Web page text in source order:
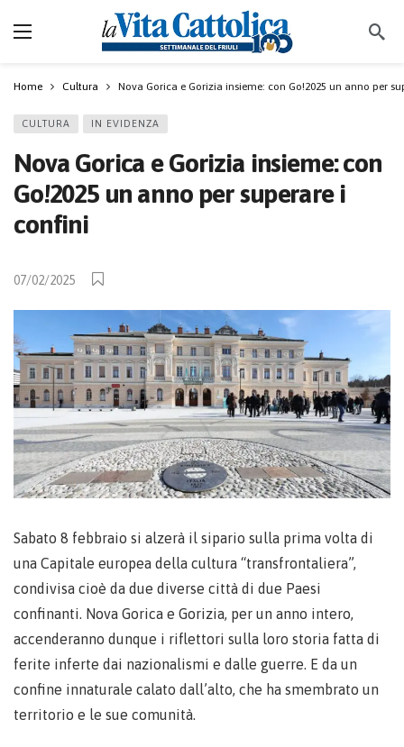
Home Cultura Nova Gorica e Gorizia insieme: con Go!2025 un anno per
CULTURA IN EVIDENZA
Nova Gorica e Gorizia insieme: con
Go!2025 un anno per superare i
confini
07/02/2025
Sabato 8 febbraio si alzerà il sipario sulla prima volta di
una Capitale europea della cultura “transfrontaliera”,
condivisa cioè da due diverse città di due Paesi
confinanti. Nova Gorica e Gorizia, per un anno intero,
accenderanno dunque i riflettori sulla loro storia fatta di
ferite inferte dai nazionalismi e dalle guerre. E da un
confine innaturale calato dall’alto, che ha smembrato un
territorio e le sue comunità.